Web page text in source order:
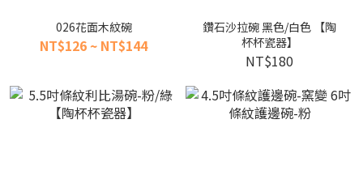
026花面木紋碗
NT$126 ~ NT$144
鑽石沙拉碗 黑色/白色 【陶
杯杯瓷器】
NT$180